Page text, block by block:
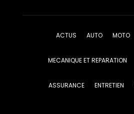
ACTUS AUTO MOTO
MECANIQUE ET REPARATION
ASSURANCE ENTRETIEN